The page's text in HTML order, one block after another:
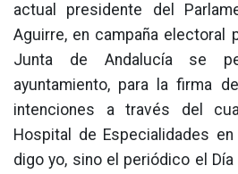
actual presidente del
Aguirre, en campaña electoral
Junta de Andalucía se
ayuntamiento, para la firma
intenciones a través del
Hospital de Especialidades
digo yo, sino el periódico el